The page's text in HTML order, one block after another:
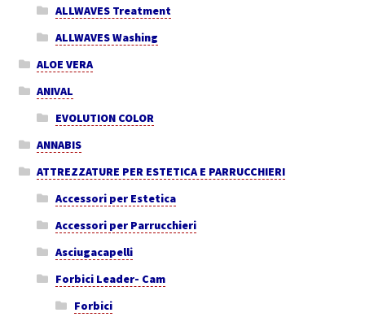
ALLWAVES Treatment
ALLWAVES Washing
ALOE VERA
ANIVAL
EVOLUTION COLOR
ANNABIS
ATTREZZATURE PER ESTETICA E PARRUCCHIERI
Accessori per Estetica
Accessori per Parrucchieri
Asciugacapelli
Forbici Leader- Cam
Forbici